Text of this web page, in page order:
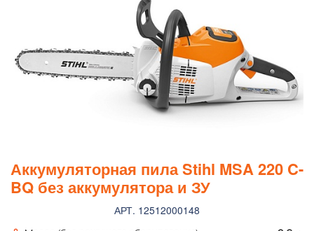
Аккумуляторная пила Stihl MSA 220 C-
BQ без аккумулятора и ЗУ
АРТ. 12512000148